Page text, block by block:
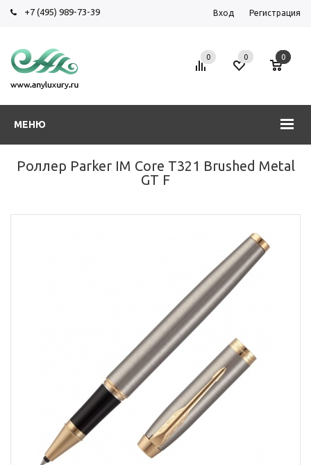
+7 (495) 989-73-39 Вход Регистрация
МЕНЮ
0 0 0
Роллер Parker IM Core T321 Brushed Metal
GT F